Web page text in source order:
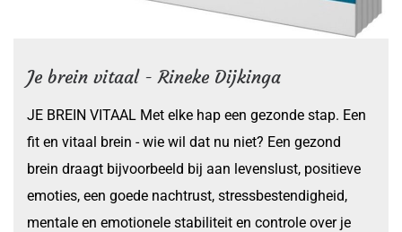
Je brein vitaal - Rineke Dijkinga
JE BREIN VITAAL Met elke hap een gezonde stap. Een
fit en vitaal brein - wie wil dat nu niet? Een gezond
brein draagt bijvoorbeeld bij aan levenslust, positieve
emoties, een goede nachtrust, stressbestendigheid,
mentale en emotionele stabiliteit en controle over je